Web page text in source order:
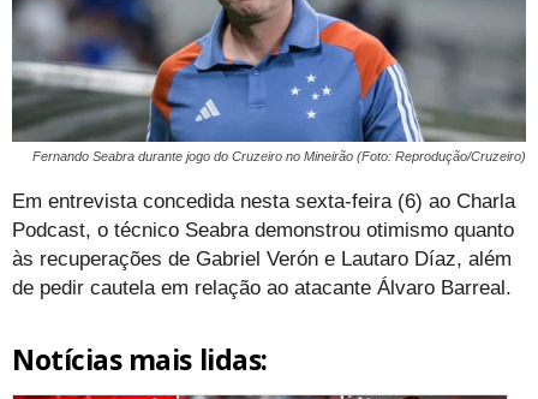
Fernando Seabra durante jogo do Cruzeiro no Mineirão (Foto: Reprodução/Cruzeiro)
Em entrevista concedida nesta sexta-feira (6) ao Charla
Podcast, o técnico Seabra demonstrou otimismo quanto
às recuperações de Gabriel Verón e Lautaro Díaz, além
de pedir cautela em relação ao atacante Álvaro Barreal.
Notícias mais lidas: